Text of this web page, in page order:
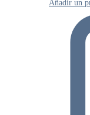
Añadir un